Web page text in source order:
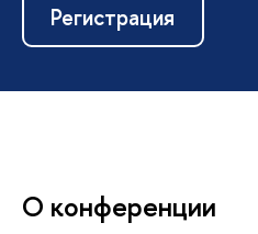
Регистрация
О конференции